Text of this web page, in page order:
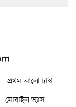
প্রথম আলো ট্রাস্ট
মোবাইল ভ্যাস